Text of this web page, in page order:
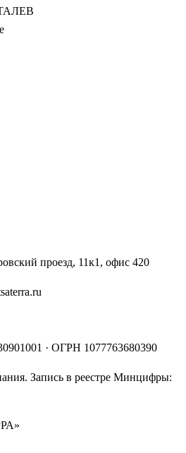
проезд, 11к1, офис 420
· ОГРН 1077763680390
Запись в реестре Минцифры: